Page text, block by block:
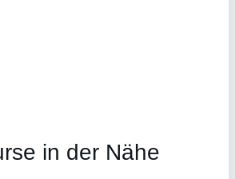
in der Nähe